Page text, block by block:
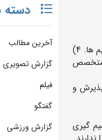
1 ) اصل شناسنامه و اصل کارت ملی. 2) اصل گذر نامه (با حداقل اعتبار 10 ماه) 3) معرفی نامه هیات کشتی استان به همراه مشخصات کامل تیم ها. 4)
جسمانی از پزشک متخصص
و
گیری
دسته
آخرین مطالب
گزارش تصویری
فیلم
گفتگو
گزارش ورزشی